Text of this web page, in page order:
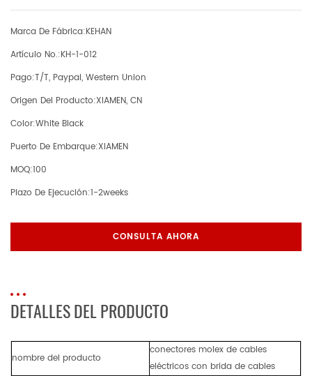
Marca De Fábrica:KEHAN
Artículo No.:KH-1-012
Pago:T/T, Paypal, Western Union
Origen Del Producto:XIAMEN, CN
Color:White Black
Puerto De Embarque:XIAMEN
MOQ:100
Plazo De Ejecución:1-2weeks
CONSULTA AHORA
DETALLES DEL PRODUCTO
nombre del producto
conectores molex de cables
eléctricos con brida de cables